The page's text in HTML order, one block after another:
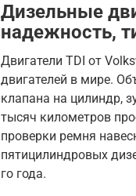
Дизельные
надежность,
Двигатели TDI от
двигателей в мире.
клапана на цилиндр,
тысяч километров
проверки ремня
пятицилиндровых
го года.